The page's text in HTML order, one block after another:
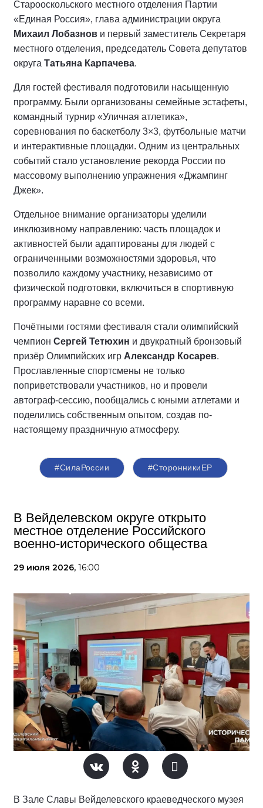
Старооскольского местного отделения Партии
«Единая Россия», глава администрации округа
Михаил Лобазнов и первый заместитель Секретаря
местного отделения, председатель Совета депутатов
округа Татьяна Карпачева.
Для гостей фестиваля подготовили насыщенную
программу. Были организованы семейные эстафеты,
командный турнир «Уличная атлетика»,
соревнования по баскетболу 3×3, футбольные матчи
и интерактивные площадки. Одним из центральных
событий стало установление рекорда России по
массовому выполнению упражнения «Джампинг
Джек».
Отдельное внимание организаторы уделили
инклюзивному направлению: часть площадок и
активностей были адаптированы для людей с
ограниченными возможностями здоровья, что
позволило каждому участнику, независимо от
физической подготовки, включиться в спортивную
программу наравне со всеми.
Почётными гостями фестиваля стали олимпийский
чемпион Сергей Тетюхин и двукратный бронзовый
призёр Олимпийских игр Александр Косарев.
Прославленные спортсмены не только
поприветствовали участников, но и провели
автограф-сессию, пообщались с юными атлетами и
поделились собственным опытом, создав по-
настоящему праздничную атмосферу.
#СилаРоссии #СторонникиЕР
В Вейделевском округе открыто
местное отделение Российского
военно-исторического общества
29 июля 2026, 16:00
В Зале Славы Вейделевского краеведческого музея